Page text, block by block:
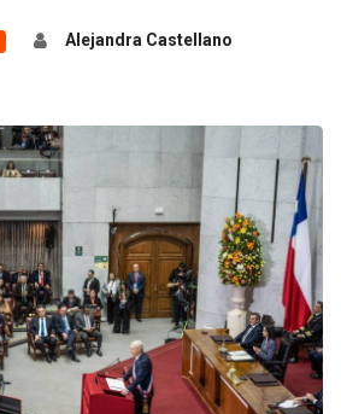
Alejandra Castellano